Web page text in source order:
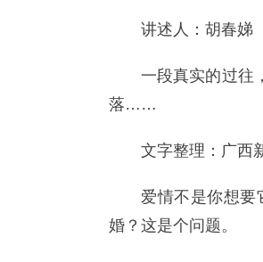
讲述人：胡春娣
一段真实的过往
落……
文字整理：广西
爱情不是你想要
婚？这是个问题。